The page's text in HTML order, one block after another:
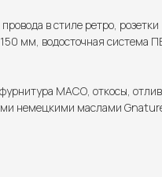
в стиле ретро,
мм, водосточная система
МАСО, откосы,
немецкими маслами